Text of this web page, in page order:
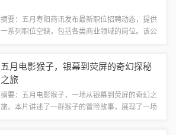
摘要：五月寿阳商讯发布最新职位招聘动态，提供
一系列职位空缺，包括各类商业领域的岗位。该公
为求职者提供了了解和应聘的机会。随着经济...
五月电影猴子，银幕到荧屏的奇幻探秘
之旅
摘要：五月电影猴子，一场从银幕到荧屏的奇幻之
旅。本片讲述了一群猴子的冒险故事，展现了一场